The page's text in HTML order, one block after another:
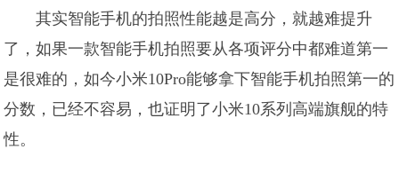
其实智能手机的拍照性能越是高分，就越难提升
了，如果一款智能手机拍照要从各项评分中都难道第一
是很难的，如今小米10Pro能够拿下智能手机拍照第一的
分数，已经不容易，也证明了小米10系列高端旗舰的特
性。